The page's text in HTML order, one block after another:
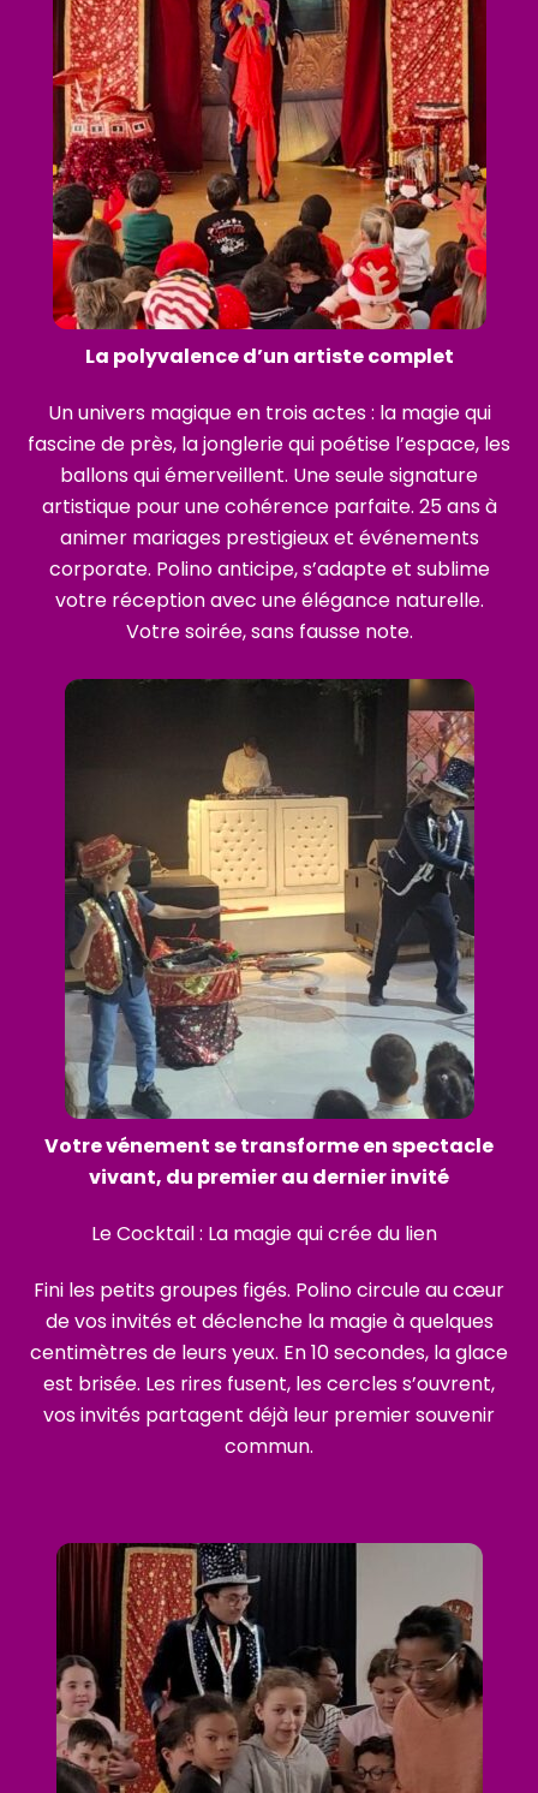
La polyvalence d’un artiste complet
Un univers magique en trois actes : la magie qui
fascine de près, la jonglerie qui poétise l’espace, les
ballons qui émerveillent. Une seule signature
artistique pour une cohérence parfaite. 25 ans à
animer mariages prestigieux et événements
corporate. Polino anticipe, s’adapte et sublime
votre réception avec une élégance naturelle.
Votre soirée, sans fausse note.
Votrevénement se transforme en spectacle
vivant, du premier au dernier invité
Le Cocktail : La magie qui crée du lien
Fini les petits groupes figés. Polino circule au cœur
de vos invités et déclenche la magie à quelques
centimètres de leurs yeux. En 10 secondes, la glace
est brisée. Les rires fusent, les cercles s’ouvrent,
vos invités partagent déjà leur premier souvenir
commun.